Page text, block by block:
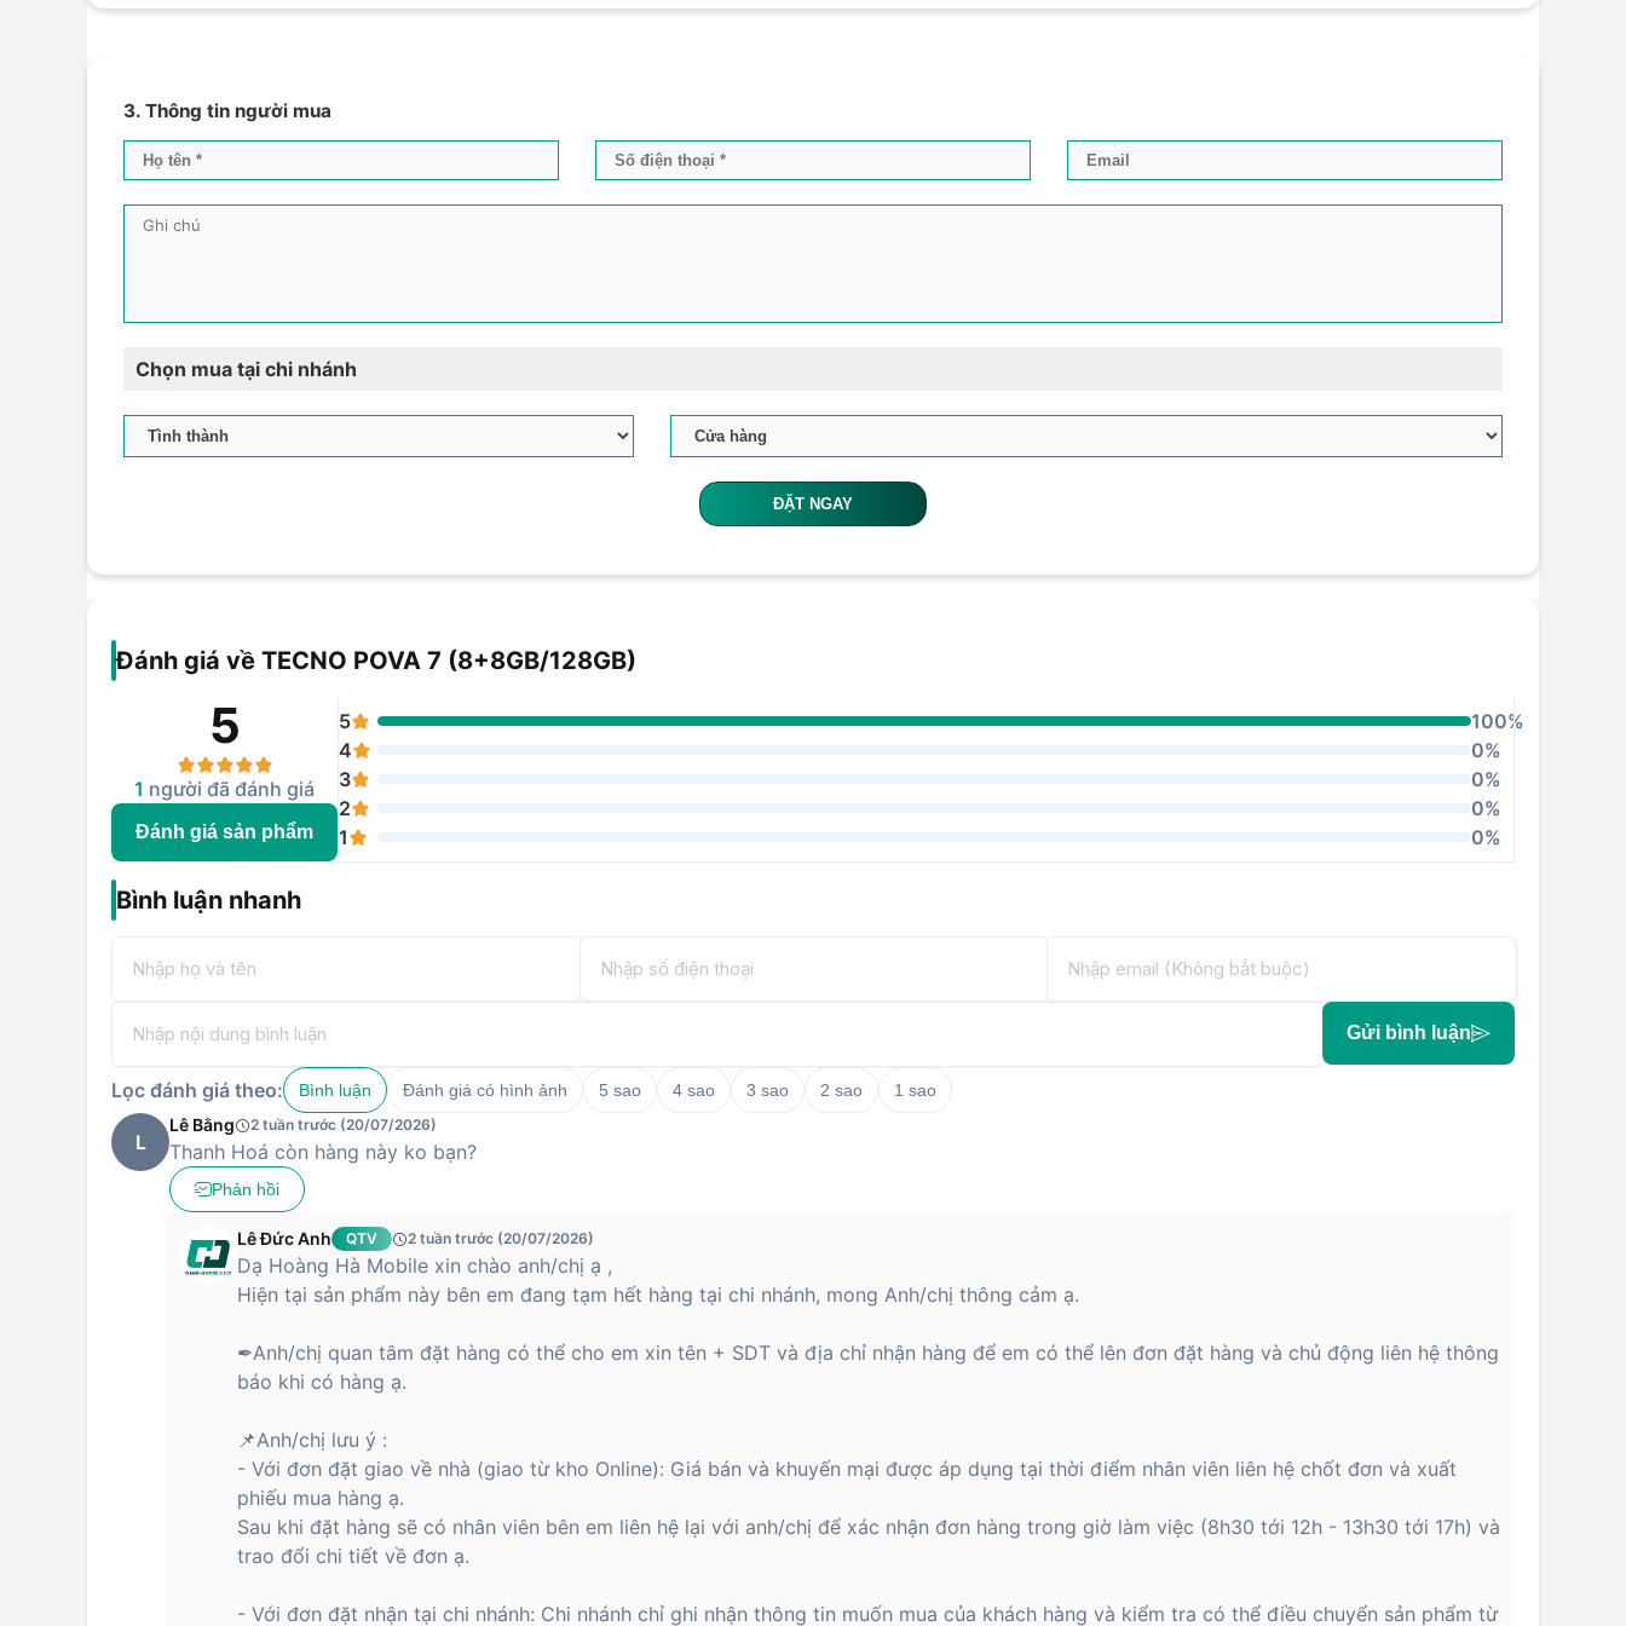
3. Thông tin người mua
Chọn mua tại chi nhánh
ĐẶT NGAY
Đánh giá về TECNO POVA 7 (8+8GB/128GB)
5
1 người đã đánh giá
Đánh giá sản phẩm
5
100%
4
0%
3
0%
2
0%
1
0%
Bình luận nhanh
Gửi bình luận
Lọc đánh giá theo: Bình luận Đánh giá có hình ảnh 5 sao 4 sao 3 sao 2 sao 1 sao
L
Lê Bằng 2 tuần trước (20/07/2026)
Thanh Hoá còn hàng này ko bạn?
Phản hồi
Lê Đức Anh QTV 2 tuần trước (20/07/2026)
Dạ Hoàng Hà Mobile xin chào anh/chị ạ ,
Hiện tại sản phẩm này bên em đang tạm hết hàng tại chi nhánh, mong Anh/chị thông cảm ạ.
✒Anh/chị quan tâm đặt hàng có thể cho em xin tên + SDT và địa chỉ nhận hàng để em có thể lên đơn đặt hàng và chủ động liên hệ thông
báo khi có hàng ạ.
📌Anh/chị lưu ý :
- Với đơn đặt giao về nhà (giao từ kho Online): Giá bán và khuyến mại được áp dụng tại thời điểm nhân viên liên hệ chốt đơn và xuất
phiếu mua hàng ạ.
Sau khi đặt hàng sẽ có nhân viên bên em liên hệ lại với anh/chị để xác nhận đơn hàng trong giờ làm việc (8h30 tới 12h - 13h30 tới 17h) và
trao đổi chi tiết về đơn ạ.
- Với đơn đặt nhận tại chi nhánh: Chi nhánh chỉ ghi nhận thông tin muốn mua của khách hàng và kiểm tra có thể điều chuyển sản phẩm từ